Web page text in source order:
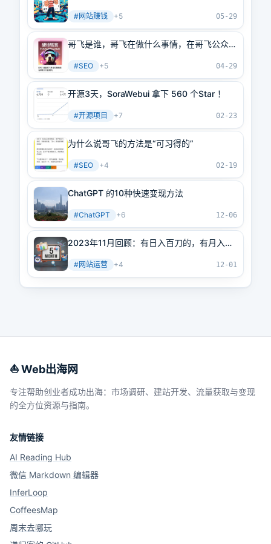
#网站赚钱 +5 05-29
哥飞是谁，哥飞在做什么事情，在哥飞公众号
#SEO +5 04-29
开源3天，SoraWebui 拿下 560 个Star ！
#开源项目 +7 02-23
为什么说哥飞的方法是“可习得的”
#SEO +4 02-19
ChatGPT 的10种快速变现方法
#ChatGPT +6 12-06
2023年11月回顾：有日入百刀的，有月入万
站的，大家都是好样的
#网站运营 +4 12-01
⛵️ Web出海网
专注帮助创业者成功出海：市场调研、建站开发、流量获取与变现
的全方位资源与指南。
友情链接
AI Reading Hub
微信 Markdown 编辑器
InferLoop
CoffeesMap
周末去哪玩